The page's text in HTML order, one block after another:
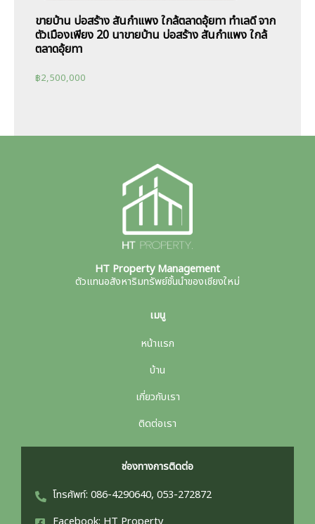
ขายบ้าน บ่อสร้าง สันกำแพง ใกล้ตลาดอุ้ยทา ทำเลดี จาก
ตัวเมืองเพียง 20 นาขายบ้าน บ่อสร้าง สันกำแพง ใกล้
ตลาดอุ้ยทา
฿2,500,000
HT Property Management
ตัวแทนอสังหาริมทรัพย์ชั้นนำของเชียงใหม่
เมนู
หน้าแรก
บ้าน
เกี่ยวกับเรา
ติดต่อเรา
ช่องทางการติดต่อ
โทรศัพท์: 086-4290640, 053-272872